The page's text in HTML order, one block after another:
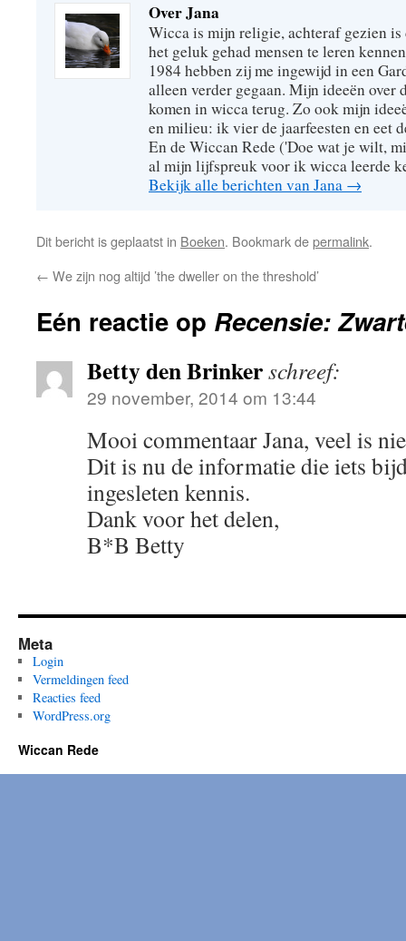
Over Jana
Wicca is mijn religie, achteraf gezien
het geluk gehad mensen te leren
1984 hebben zij me ingewijd in een
alleen verder gegaan. Mijn ideeën over
komen in wicca terug. Zo ook mijn
en milieu: ik vier de jaarfeesten en eet
En de Wiccan Rede ('Doe wat je wilt,
al mijn lijfspreuk voor ik wicca leerde
Bekijk alle berichten van Jana →
Dit bericht is geplaatst in Boeken. Bookmark depermalink.
← We zijn nog altijd ’the dweller on the threshold’
Eén reactie op Recensie:
Betty den Brinkerschreef:
29 november, 2014 om 13:44
Mooi commentaar Jana, veel is
Dit is nu de informatie die iets
ingesleten kennis.
Dank voor het delen,
B*B Betty
Meta
Login
Vermeldingen feed
Reacties feed
WordPress.org
Wiccan Rede